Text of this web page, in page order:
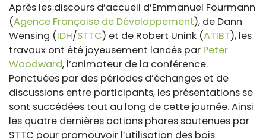
Après les discours d’accueil d’Emmanuel Fourmann
(Agence Française de Développement), de Dann
Wensing (IDH/STTC) et de Robert Unink (ATIBT), les
travaux ont été joyeusement lancés par Peter
Woodward, l’animateur de la conférence.
Ponctuées par des périodes d’échanges et de
discussions entre participants, les présentations se
sont succédées tout au long de cette journée. Ainsi
les quatre dernières actions phares soutenues par
STTC pour promouvoir l’utilisation des bois